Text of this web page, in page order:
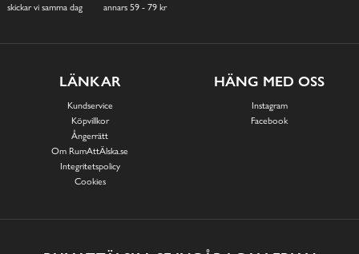
skickar vi samma dag
annars 59 - 79 kr
LÄNKAR
Kundservice
Köpvillkor
Ångerrätt
Om RumAttÄlska.se
Integritetspolicy
Cookies
HÄNG MED OSS
Instagram
Facebook